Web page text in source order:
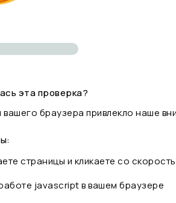
эта проверка?
вашего браузера привлекло наше
страницы и кликаете со
javascript в вашем браузере